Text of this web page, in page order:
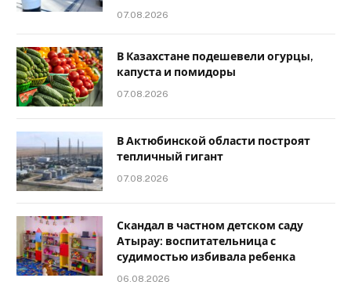
07.08.2026
В Казахстане подешевели огурцы,
капуста и помидоры
07.08.2026
В Актюбинской области построят
тепличный гигант
07.08.2026
Скандал в частном детском саду
Атырау: воспитательница с
судимостью избивала ребенка
06.08.2026